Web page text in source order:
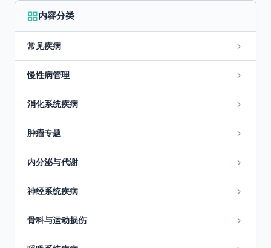
内容分类
常见疾病
慢性病管理
消化系统疾病
肿瘤专题
内分泌与代谢
神经系统疾病
骨科与运动损伤